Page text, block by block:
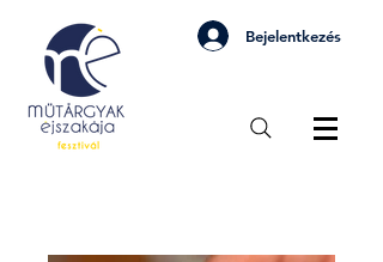
Bejelentkezés